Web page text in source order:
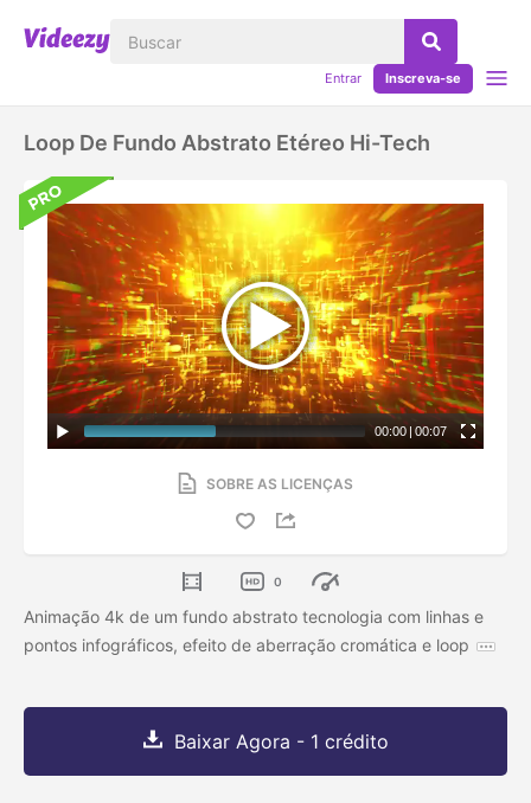
Entrar Inscreva-se
Loop De Fundo Abstrato Etéreo Hi-Tech
00:00 | 00:07
SOBRE AS LICENÇAS
0
Animação 4k de um fundo abstrato tecnologia com linhas e
pontos infográficos, efeito de aberração cromática e loop
Baixar Agora - 1 crédito